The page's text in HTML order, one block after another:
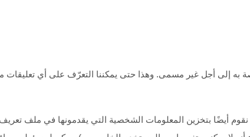
به إلى أجل غير مسمى. وهذا حتى يمكننا التعرّف على أي تعليقات
نقوم أيضًا بتخزين المعلومات الشخصية التي يقدمونها في ملف